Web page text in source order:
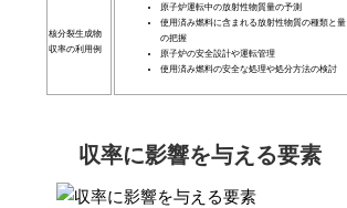
核分裂生成物
収率の利用例
原子炉運転中の放射性物質量の予測
使用済み燃料に含まれる放射性物質の種類と量
の把握
原子炉の安全設計や運転管理
使用済み燃料の安全な処理や処分方法の検討
収率に影響を与える要素